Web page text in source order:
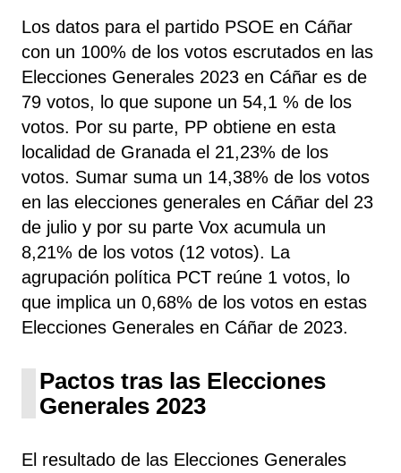
Los datos para el partido PSOE en Cáñar
con un 100% de los votos escrutados en las
Elecciones Generales 2023 en Cáñar es de
79 votos, lo que supone un 54,1 % de los
votos. Por su parte, PP obtiene en esta
localidad de Granada el 21,23% de los
votos. Sumar suma un 14,38% de los votos
en las elecciones generales en Cáñar del 23
de julio y por su parte Vox acumula un
8,21% de los votos (12 votos). La
agrupación política PCT reúne 1 votos, lo
que implica un 0,68% de los votos en estas
Elecciones Generales en Cáñar de 2023.
Pactos tras las Elecciones
Generales 2023
El resultado de las Elecciones Generales